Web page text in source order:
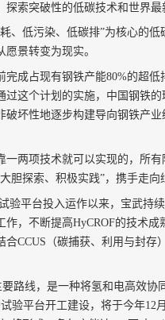
索突破性的低碳技术和世界最
、低污染、低碳排”为核心的
景转变为现实。
成占现有钢铁产能80%的超
这个计划的实施，中国钢铁
坏性地逐步构建导向钢铁产
两项技术就可以实现的，所
胆探索、积极实践”，携手走向
验平台投入运作以来，宝武持
，不断提高HyCROF的技术成
CCUS（碳捕获、利用与封存
路线，是一种将氢和电高效协
验平台开工建设，将于今年12